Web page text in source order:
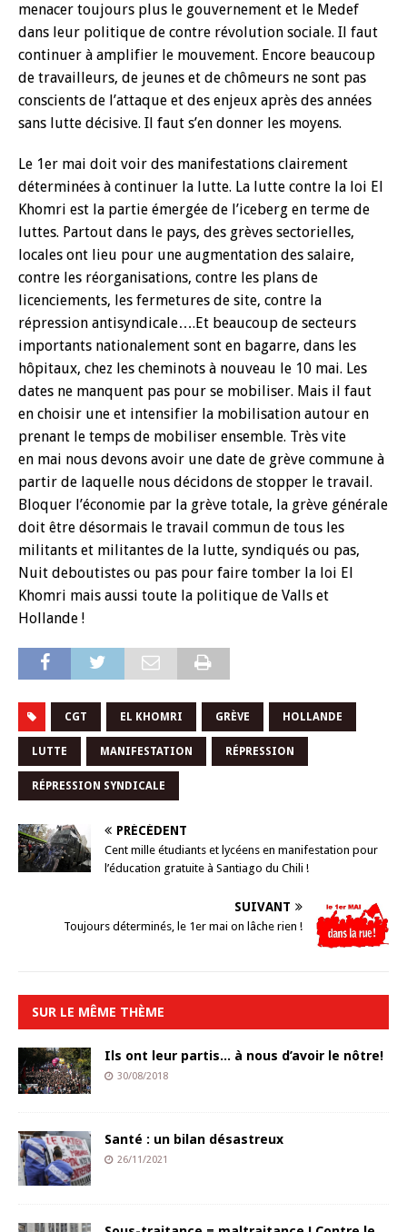
menacer toujours plus le gouvernement et le Medef
dans leur politique de contre révolution sociale. Il faut
continuer à amplifier le mouvement. Encore beaucoup
de travailleurs, de jeunes et de chômeurs ne sont pas
conscients de l’attaque et des enjeux après des années
sans lutte décisive. Il faut s’en donner les moyens.
Le 1er mai doit voir des manifestations clairement
déterminées à continuer la lutte. La lutte contre la loi El
Khomri est la partie émergée de l’iceberg en terme de
luttes. Partout dans le pays, des grèves sectorielles,
locales ont lieu pour une augmentation des salaire,
contre les réorganisations, contre les plans de
licenciements, les fermetures de site, contre la
répression antisyndicale….Et beaucoup de secteurs
importants nationalement sont en bagarre, dans les
hôpitaux, chez les cheminots à nouveau le 10 mai. Les
dates ne manquent pas pour se mobiliser. Mais il faut
en choisir une et intensifier la mobilisation autour en
prenant le temps de mobiliser ensemble. Très vite
en mai nous devons avoir une date de grève commune à
partir de laquelle nous décidons de stopper le travail.
Bloquer l’économie par la grève totale, la grève générale
doit être désormais le travail commun de tous les
militants et militantes de la lutte, syndiqués ou pas,
Nuit deboutistes ou pas pour faire tomber la loi El
Khomri mais aussi toute la politique de Valls et
Hollande !
CGT EL KHOMRI GRÈVE HOLLANDE
LUTTE MANIFESTATION RÉPRESSION
RÉPRESSION SYNDICALE
PRÉCÉDENT
Cent mille étudiants et lycéens en manifestation pour
l’éducation gratuite à Santiago du Chili !
SUIVANT
Toujours déterminés, le 1er mai on lâche rien !
SUR LE MÊME THÈME
Ils ont leur partis… à nous d’avoir le nôtre!
30/08/2018
Santé : un bilan désastreux
26/11/2021